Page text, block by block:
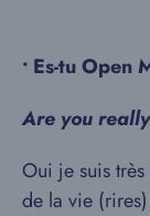
• Es-tu Open
Are you
Oui je suis très
de la vie (rires)